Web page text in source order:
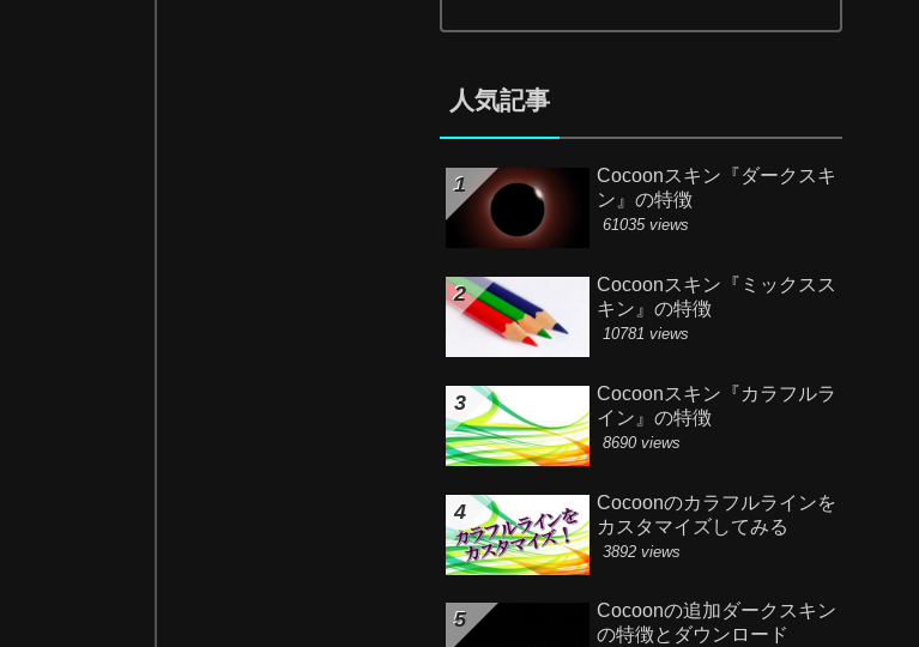
人気記事
Cocoonスキン『ダークスキ
ン』の特徴
61035 views
Cocoonスキン『ミックスス
キン』の特徴
10781 views
Cocoonスキン『カラフルラ
イン』の特徴
8690 views
Cocoonのカラフルラインを
カスタマイズしてみる
3892 views
Cocoonの追加ダークスキン
の特徴とダウンロード